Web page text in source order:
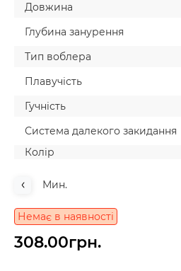
Довжина
Глубина занурення
Тип воблера
Плавучiсть
Гучнiсть
Система далекого закидання
Колiр
Мин.
Немає в наявності
308.00грн.